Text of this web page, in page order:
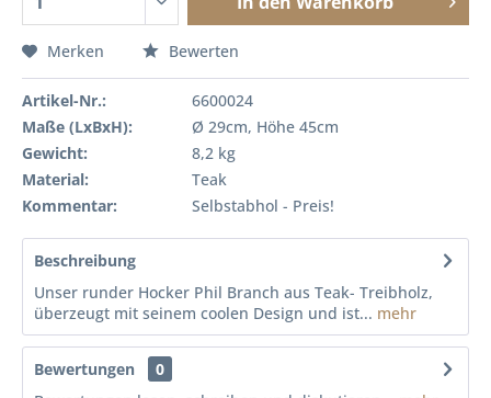
Merken Bewerten
Artikel-Nr.:
6600024
Maße (LxBxH):
Ø 29cm, Höhe 45cm
Gewicht:
8,2 kg
Material:
Teak
Kommentar:
Selbstabhol - Preis!
Beschreibung
Unser runder Hocker Phil Branch aus Teak- Treibholz,
überzeugt mit seinem coolen Design und ist... mehr
Bewertungen
0